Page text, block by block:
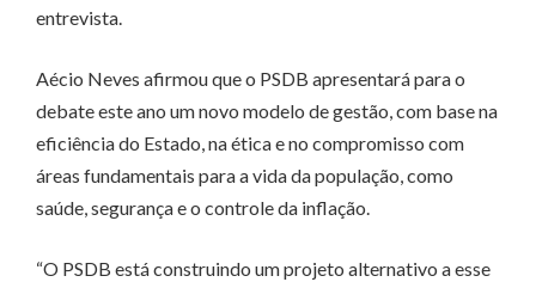
entrevista.
Aécio Neves afirmou que o PSDB apresentará para o
debate este ano um novo modelo de gestão, com base na
eficiência do Estado, na ética e no compromisso com
áreas fundamentais para a vida da população, como
saúde, segurança e o controle da inflação.
“O PSDB está construindo um projeto alternativo a esse